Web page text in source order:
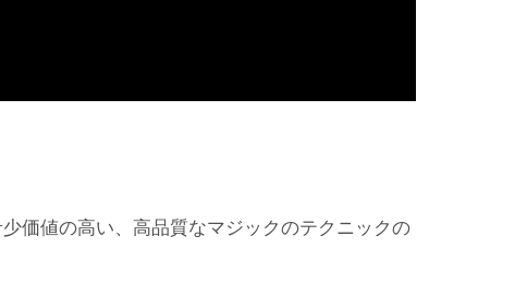
価値の高い、高品質なマジックのテクニックの